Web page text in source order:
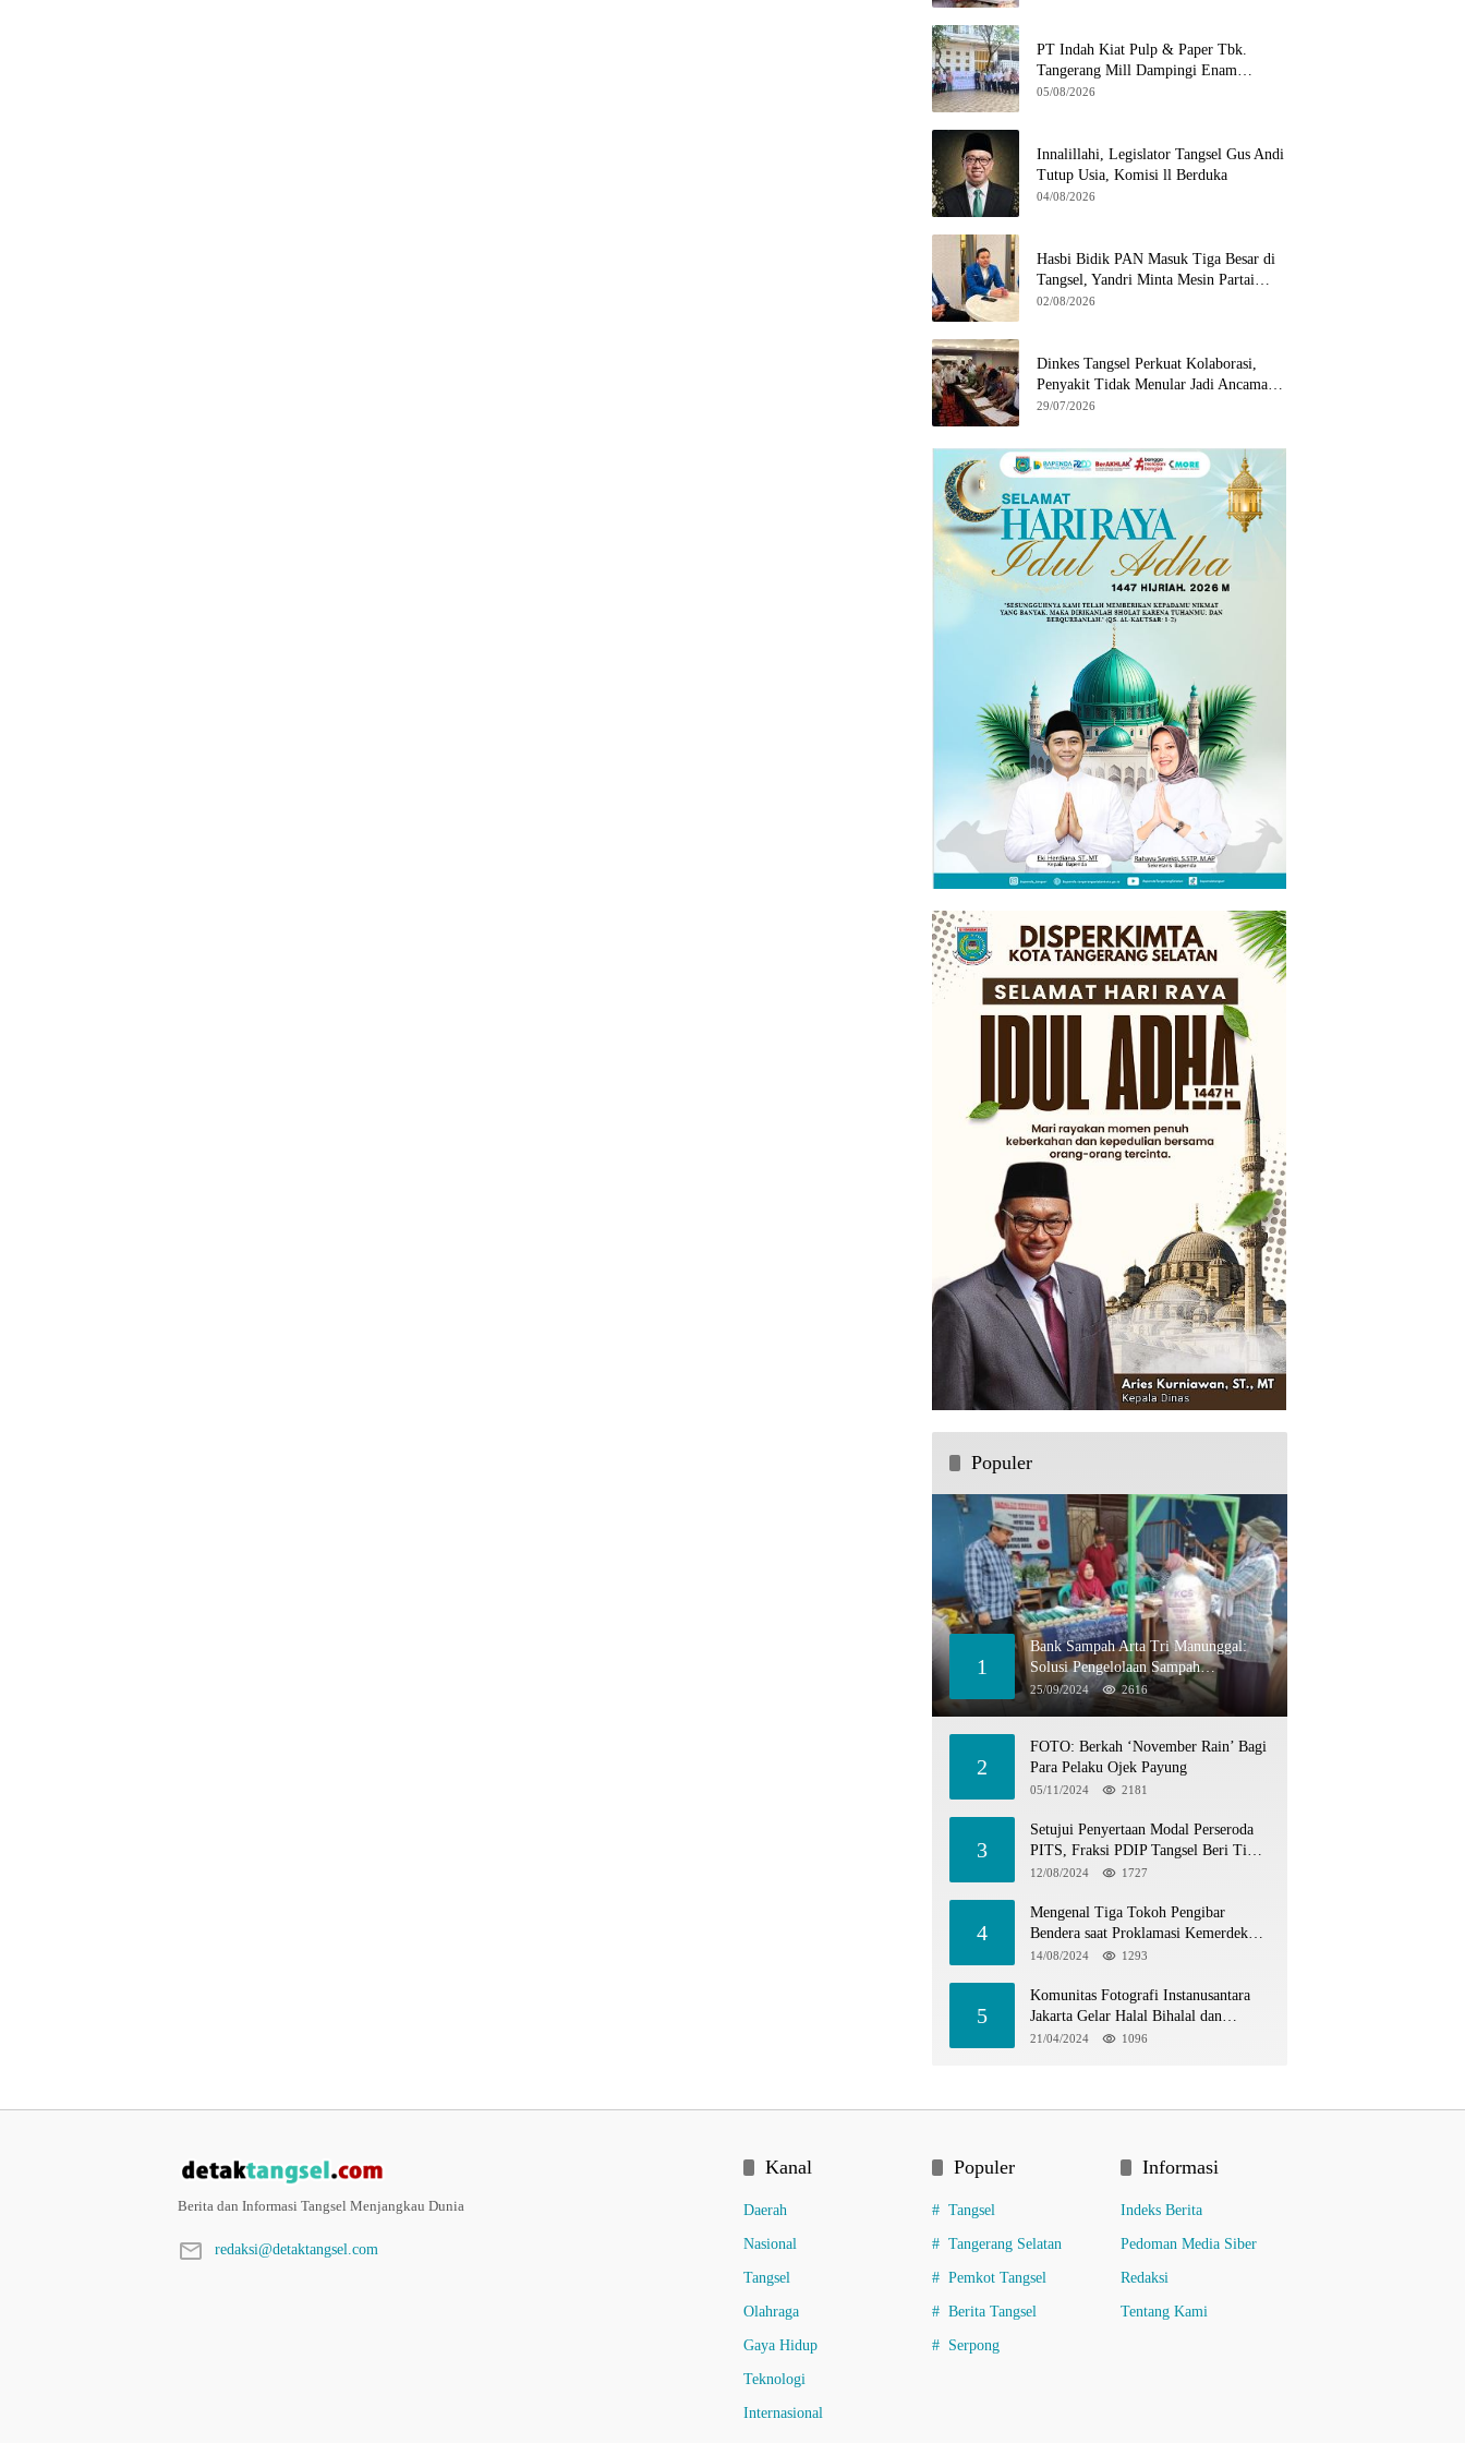
PT Indah Kiat Pulp & Paper Tbk.
Tangerang Mill Dampingi Enam
Wilayah Binaan
05/08/2026
Innalillahi, Legislator Tangsel Gus Andi
Tutup Usia, Komisi ll Berduka
04/08/2026
Hasbi Bidik PAN Masuk Tiga Besar di
Tangsel, Yandri Minta Mesin Partai
Bergerak
02/08/2026
Dinkes Tangsel Perkuat Kolaborasi,
Penyakit Tidak Menular Jadi Ancaman
Utama
29/07/2026
Populer
1
Bank Sampah Arta Tri Manunggal:
Solusi Pengelolaan Sampah
Berkelanjutan di Tangerang Selatan
25/09/2024 2616
2
FOTO: Berkah ‘November Rain’ Bagi
Para Pelaku Ojek Payung
05/11/2024 2181
3
Setujui Penyertaan Modal Perseroda
PITS, Fraksi PDIP Tangsel Beri Tiga
Catatan
12/08/2024 1727
4
Mengenal Tiga Tokoh Pengibar
Bendera saat Proklamasi Kemerdekaan
1945
14/08/2024 1293
5
Komunitas Fotografi Instanusantara
Jakarta Gelar Halal Bihalal dan
Hunting Bersama di TIM
21/04/2024 1096
Berita dan Informasi Tangsel Menjangkau Dunia
redaksi@detaktangsel.com
Kanal
Daerah
Nasional
Tangsel
Olahraga
Gaya Hidup
Teknologi
Internasional
Populer
Tangsel
Tangerang Selatan
Pemkot Tangsel
Berita Tangsel
Serpong
Informasi
Indeks Berita
Pedoman Media Siber
Redaksi
Tentang Kami